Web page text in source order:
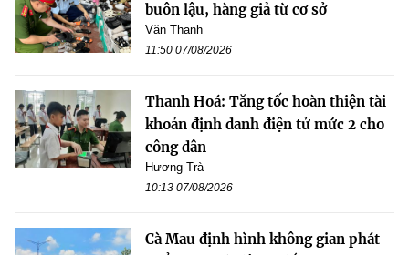
buôn lậu, hàng giả từ cơ sở
Văn Thanh
11:50 07/08/2026
Thanh Hoá: Tăng tốc hoàn thiện tài
khoản định danh điện tử mức 2 cho
công dân
Hương Trà
10:13 07/08/2026
Cà Mau định hình không gian phát